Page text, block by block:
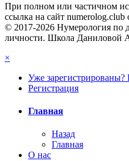
При полном или частичном
ссылка на сайт numerolog.club
© 2017-2026 Нумерология по
личности. Школа Даниловой
×
Уже зарегистрированы?
Регистрация
Главная
Назад
Главная
О нас